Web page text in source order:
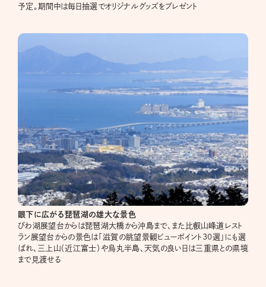
予定。期間中は毎日抽選でオリジナルグッズをプレゼント
眼下に広がる琵琶湖の雄大な景色
びわ湖展望台からは琵琶湖大橋から沖島まで、また比叡山峰道レスト
ラン展望台からの景色は「滋賀の眺望景観ビューポイント30選」にも選
ばれ、三上山（近江富士）や烏丸半島、天気の良い日は三重県との県境
まで見渡せる